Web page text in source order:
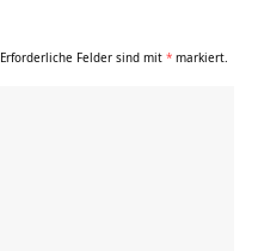
Erforderliche Felder sind mit * markiert.